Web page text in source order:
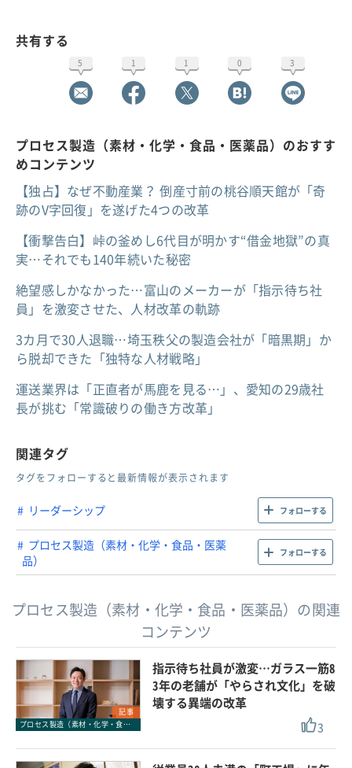
共有する
5 1 1 0 3
プロセス製造（素材・化学・食品・医薬品）のおすす
めコンテンツ
【独占】なぜ不動産業？ 倒産寸前の桃谷順天館が「奇
跡のV字回復」を遂げた4つの改革
【衝撃告白】峠の釜めし6代目が明かす“借金地獄”の真
実…それでも140年続いた秘密
絶望感しかなかった…富山のメーカーが「指示待ち社
員」を激変させた、人材改革の軌跡
3カ月で30人退職…埼玉秩父の製造会社が「暗黒期」か
ら脱却できた「独特な人材戦略」
運送業界は「正直者が馬鹿を見る…」、愛知の29歳社
長が挑む「常識破りの働き方改革」
関連タグ
タグをフォローすると最新情報が表示されます
リーダーシップ フォローする
プロセス製造（素材・化学・食品・医薬
品）
フォローする
プロセス製造（素材・化学・食品・医薬品）の関連
コンテンツ
記事
プロセス製造（素材・化学・食品・医薬品）
指示待ち社員が激変…ガラス一筋8
3年の老舗が「やらされ文化」を破
壊する異端の改革
3